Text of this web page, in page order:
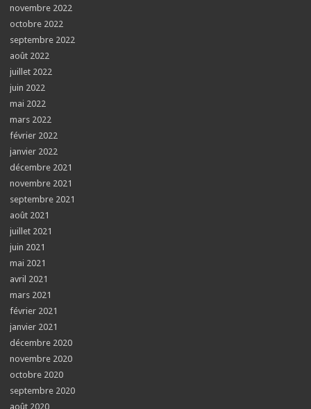
novembre 2022
octobre 2022
septembre 2022
août 2022
juillet 2022
juin 2022
mai 2022
mars 2022
février 2022
janvier 2022
décembre 2021
novembre 2021
septembre 2021
août 2021
juillet 2021
juin 2021
mai 2021
avril 2021
mars 2021
février 2021
janvier 2021
décembre 2020
novembre 2020
octobre 2020
septembre 2020
août 2020